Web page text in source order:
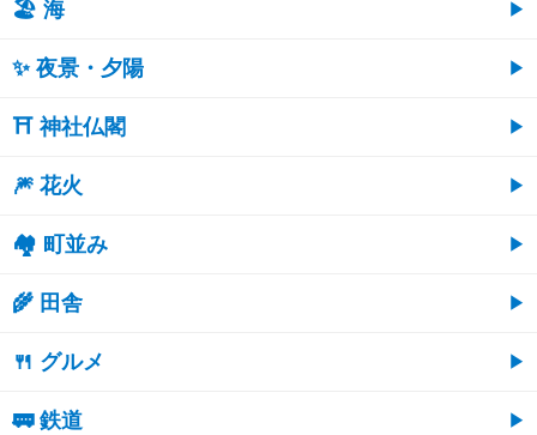
🏖 海
✨ 夜景・夕陽
⛩ 神社仏閣
🎆 花火
🏘 町並み
🌾 田舎
🍴 グルメ
🚃 鉄道